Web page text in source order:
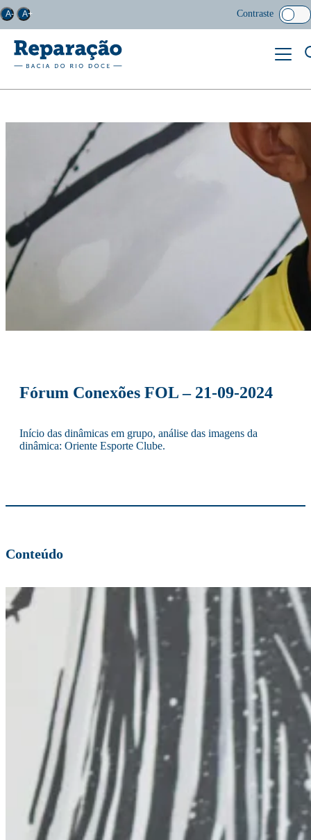
A- A+ Contraste
Fórum Conexões FOL – 21-09-2024
Início das dinâmicas em grupo, análise das imagens da
dinâmica: Oriente Esporte Clube.
Conteúdo